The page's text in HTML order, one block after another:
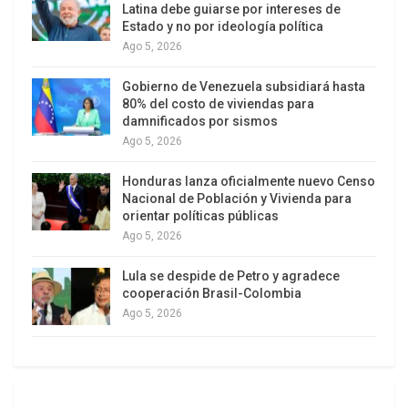
La desnutrición genera estragos entre los
han ingresado al submundo de la pobreza. La
clase media hace malabarismo para mantener los
gastos de escolaridad, cobertura médica y
transporte, liquidando ahorros, contrayendo
deudas y consumiendo segundas marcas.
El sufrimiento es mucho mayor para los 95.000
licenciados de la administración pública. Milei se
enorgullece de esa sangría y promete echar a
Latina debe guiarse por intereses de
Estado y no por ideología política
Ago 5, 2026
Gobierno de Venezuela subsidiará hasta
80% del costo de viviendas para
damnificados por sismos
Ago 5, 2026
Honduras lanza oficialmente nuevo Censo
Nacional de Población y Vivienda para
orientar políticas públicas
Ago 5, 2026
Lula se despide de Petro y agradece
cooperación Brasil-Colombia
Ago 5, 2026